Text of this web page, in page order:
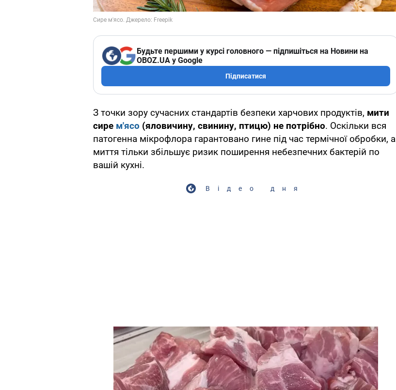
Будьте першими у курсі головного — підпишіться на Новини на
OBOZ.UA у Google
Підписатися
З точки зору сучасних стандартів безпеки харчових продуктів, мити
сире м'ясо (яловичину, свинину, птицю) не потрібно. Оскільки вся
патогенна мікрофлора гарантовано гине під час термічної обробки, а
миття тільки збільшує ризик поширення небезпечних бактерій по
вашій кухні.
Відео дня